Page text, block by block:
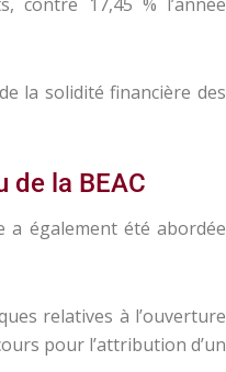
la solidité financière des
de la BEAC
a également été abordée
relatives à l’ouverture
pour l’attribution d’un